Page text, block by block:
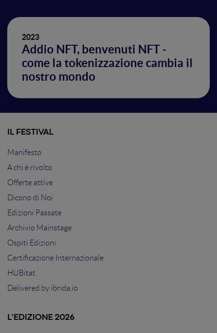
2023
Addio NFT, benvenuti NFT -
come la tokenizzazione cambia il
nostro mondo
IL FESTIVAL
Manifesto
A chi è rivolto
Offerte attive
Dicono di Noi
Edizioni Passate
Archivio Mainstage
Ospiti Edizioni
Certificazione Internazionale
HUBitat
Delivered by ibrida.io
L'EDIZIONE 2026